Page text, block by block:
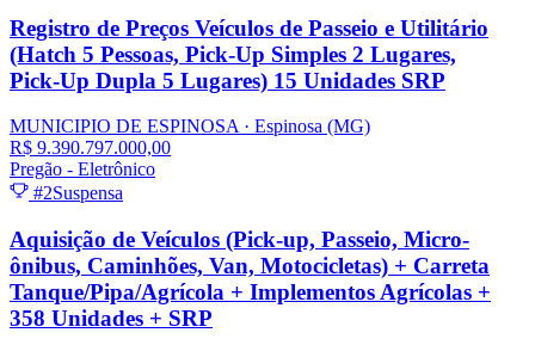
Registro de Preços Veículos de Passeio e Utilitário
(Hatch 5 Pessoas, Pick‑Up Simples 2 Lugares,
Pick‑Up Dupla 5 Lugares) 15 Unidades SRP
MUNICIPIO DE ESPINOSA · Espinosa (MG)
R$ 9.390.797.000,00
Pregão - Eletrônico
#2Suspensa
Aquisição de Veículos (Pick-up, Passeio, Micro-
ônibus, Caminhões, Van, Motocicletas) + Carreta
Tanque/Pipa/Agrícola + Implementos Agrícolas +
358 Unidades + SRP